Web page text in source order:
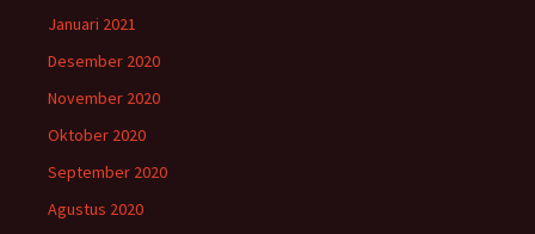
Januari 2021
Desember 2020
November 2020
Oktober 2020
September 2020
Agustus 2020